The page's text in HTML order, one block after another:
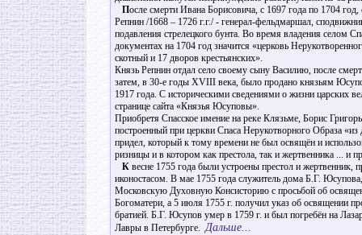
После смерти Ивана Борисовича, с 1697 года по 1704
Репнин /1668 – 1726 г.г./ - генерал-фельдмаршал,
подавления стрелецкого бунта. Во время владения селом
документах на 1704 год значится «церковь
скотный и 17 дворов крестьянских».
Князь Репнин отдал село своему сыну Василию, после
затем, в 30-е годы XVIII века, было продано князьям
1917 года. С историческими сведениями о жизни царских
странице сайта «Князья Юсуповы».
Приобретя Спасское имение на реке Клязьме, Борис
построенный при церкви Спаса Нерукотворного Образа
придел, который к тому времени не был освящён и
ризницы и в котором как престола, так и жертвенника ... и
Квесне 1755 года были устроены престол и
иконостасом. В мае 1755 года служитель дома Б.Г.
Московскую Духовную Консисторию с просьбой об
Богоматери, а 5 июля 1755 г. получил указ об освящении
братией. Б.Г. Юсупов умер в 1759 г. и был погребён на
Лавры в Петербурге.Дальше...